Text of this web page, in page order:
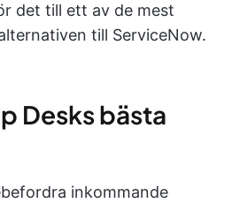
det till ett av de mest
till ServiceNow.
Desks bästa
inkommande